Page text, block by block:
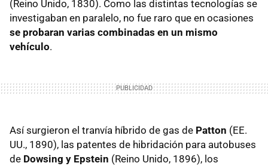
(Reino Unido, 1830). Como las distintas tecnologías se
investigaban en paralelo, no fue raro que en ocasiones
se probaran varias combinadas en un mismo
vehículo.
Así surgieron el tranvía híbrido de gas de Patton (EE.
UU., 1890), las patentes de hibridación para autobuses
de Dowsing y Epstein (Reino Unido, 1896), los